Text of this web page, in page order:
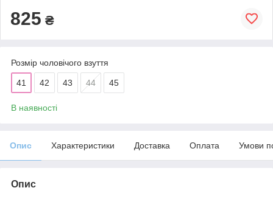
825 ₴
Розмір чоловічого взуття
41 42 43 44 45
В наявності
Опис Характеристики Доставка Оплата Умови
Опис